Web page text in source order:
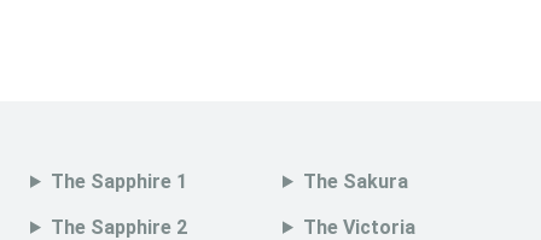
The Sapphire 1
The Sapphire 2
The Sakura
The Victoria